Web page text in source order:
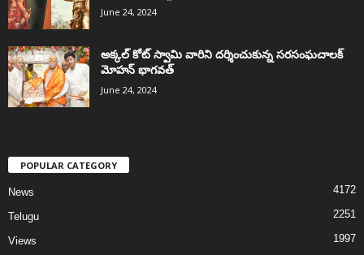
June 24, 2024
అక్కల్‌ కోట్‌ స్వామి వారిని దర్శించుకున్న సరసంఘచాలక్
మోహన్ భాగవత్
June 24, 2024
POPULAR CATEGORY
News 4172
Telugu 2251
Views 1997